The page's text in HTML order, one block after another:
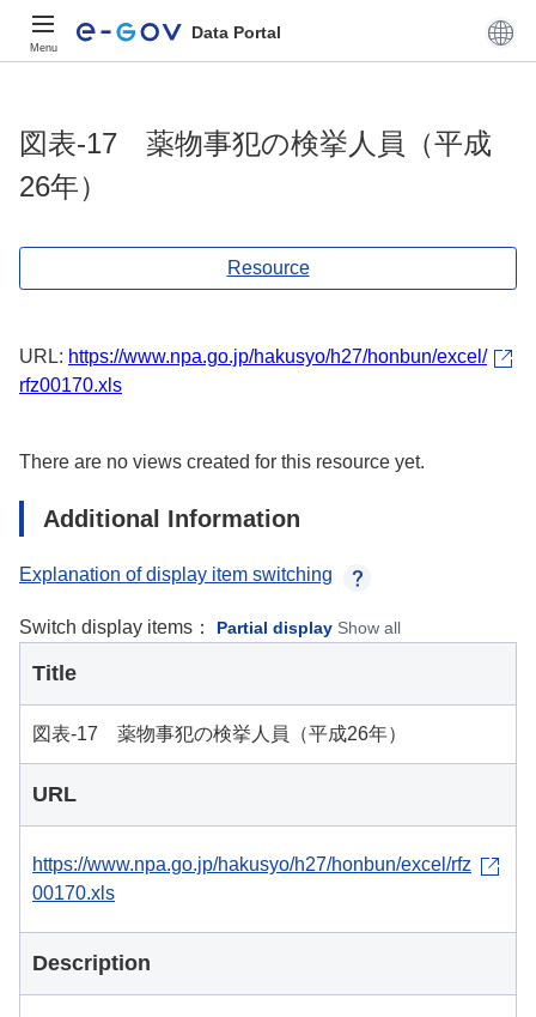
Menu
Data Portal
図表-17 薬物事犯の検挙人員（平成
26年）
Resource
URL: https://www.npa.go.jp/hakusyo/h27/honbun/excel/
rfz00170.xls
There are no views created for this resource yet.
Additional Information
Explanation of display item switching
Switch display items： Partial display Show all
Title
図表-17 薬物事犯の検挙人員（平成26年）
URL
https://www.npa.go.jp/hakusyo/h27/honbun/excel/rfz
00170.xls
Description